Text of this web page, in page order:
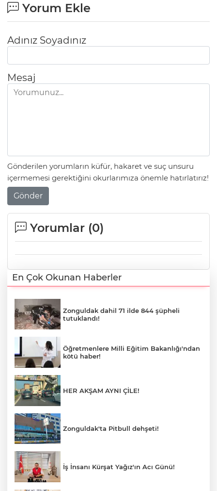
Yorum Ekle
Adınız Soyadınız
Mesaj
Gönderilen yorumların küfür, hakaret ve suç unsuru
içermemesi gerektiğini okurlarımıza önemle hatırlatırız!
Gönder
Yorumlar (0)
En Çok Okunan Haberler
Zonguldak dahil 71 ilde 844 şüpheli
tutuklandı!
Öğretmenlere Milli Eğitim Bakanlığı'ndan
kötü haber!
HER AKŞAM AYNI ÇİLE!
Zonguldak'ta Pitbull dehşeti!
İş İnsanı Kürşat Yağız'ın Acı Günü!